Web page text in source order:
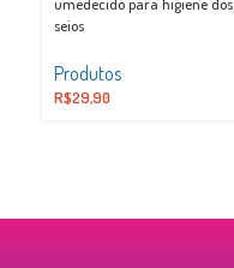
umedecido para higiene dos
seios
Produtos
R$29,90